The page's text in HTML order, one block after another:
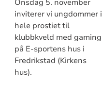
Onsdag 5. november
inviterer vi ungdommer i
hele prostiet til
klubbkveld med gaming
på E-sportens hus i
Fredrikstad (Kirkens
hus).